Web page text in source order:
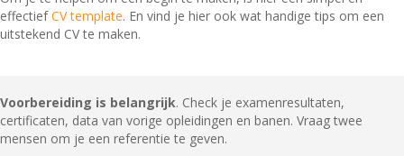
effectiefCV template. En vind je hier ook wat handige tips om een
uitstekend CV te maken.
Voorbereiding is belangrijk. Check je examenresultaten,
certificaten, data van vorige opleidingen en banen. Vraag twee
mensen om je een referentie te geven.